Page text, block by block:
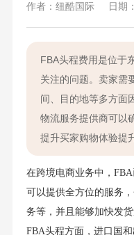
作者：纽酷国际 日期
FBA头程费用是位于
关注的问题。卖家需
间、目的地等多方面
物流服务提供商可以
提升买家购物体验提
在跨境电商业务中，
可以提供全方位的服务
务等，并且能够加快发
FBA头程方面，进口国